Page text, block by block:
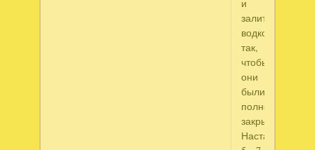
и
залить
водкой
так,
чтобы
они
были
полностью
закрыты.
Настаивать